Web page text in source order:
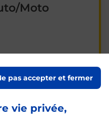
vie privée,
pas accepter et fermer
Moto
de chez vous